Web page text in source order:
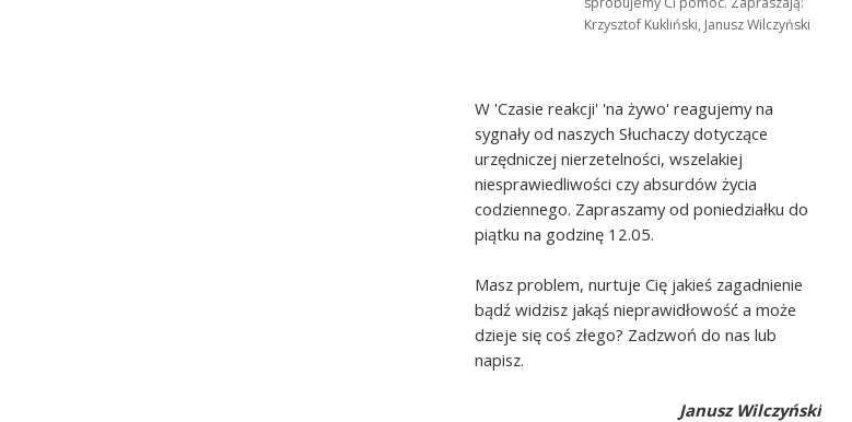
Krzysztof Kukliński, Janusz Wilczyński
W 'Czasie reakcji' 'na żywo' reagujemy na
sygnały od naszych Słuchaczy dotyczące
urzędniczej nierzetelności, wszelakiej
niesprawiedliwości czy absurdów życia
codziennego. Zapraszamy od poniedziałku do
piątku na godzinę 12.05.
Masz problem, nurtuje Cię jakieś zagadnienie
bądź widzisz jakąś nieprawidłowość a może
dzieje się coś złego? Zadzwoń do nas lub
napisz.
Janusz Wilczyński